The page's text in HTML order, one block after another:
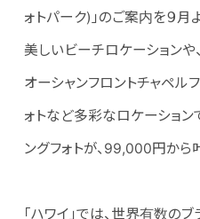
ォトパーク)」のご案内を９月
美しいビーチロケーション
オーシャンフロントチャペルフ
ォトなど多彩なロケーション
ングフォトが、99,000円から
「ハワイ」では、世界有数の